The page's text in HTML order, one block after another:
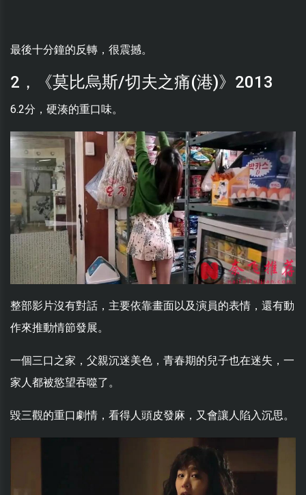
最後十分鐘的反轉，很震撼。
2，《莫比烏斯/切夫之痛(港)》2013
6.2分，硬湊的重口味。
整部影片沒有對話，主要依靠畫面以及演員的表情，還有動
作來推動情節發展。
一個三口之家，父親沉迷美色，青春期的兒子也在迷失，一
家人都被慾望吞噬了。
毀三觀的重口劇情，看得人頭皮發麻，又會讓人陷入沉思。